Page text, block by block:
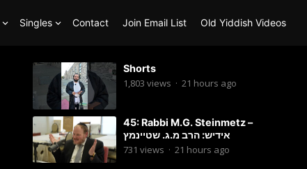
Singles Contact Join Email List Old Yiddish Videos
Shorts
1,803 views · 21 hours ago
45: Rabbi M.G. Steinmetz –
אידיש: הרב מ.ג. שטיינמץ
731 views · 21 hours ago